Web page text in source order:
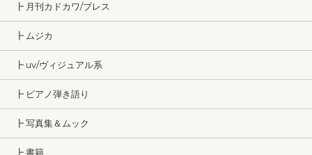
┣ 月刊カドカワ/ブレス
┣ ムジカ
┣ uv/ヴィジュアル系
┣ ピアノ弾き語り
┣ 写真集＆ムック
┣ 書籍